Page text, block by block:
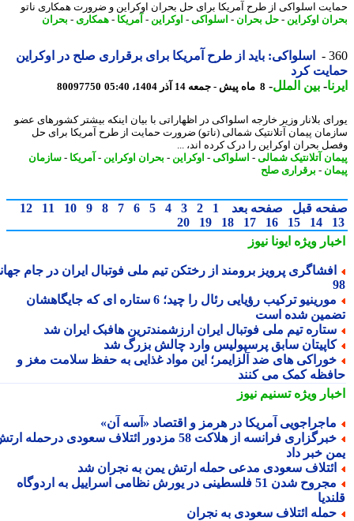
اسلواکی از طرح آمریکا برای حل بحران اوکراین و ضرورت همکاری ناتو
اوکراین- حل بحران- اسلواکی-اوکراین- آمریکا- همکاری- بحران
اسلواکی: باید از طرح آمریکا برای برقراری صلح در اوکراین
کرد
-بین الملل-8 ماه پیش - جمعه 14 آذر 1404، 05:40 80097750
بلانار وزیر خارجه اسلواکی در اظهاراتی با بیان اینکه بیشتر کشورهای عضو
پیمان آتلانتیک شمالی (ناتو) ضرورت حمایت از طرح آمریکا برای حل
بحران اوکراین را درک کرده اند، ...
آتلانتیک شمالی-اسلواکی-اوکراین- بحران اوکراین- آمریکا- سازمان
-برقراری صلح
قبل صفحه بعد 1
2
3
4
5
6
7
8
9
10
11
12
14
15
16
17
18
19
20
ویژهایونا نیوز
پرویز برومند از رختکن تیم ملی فوتبال ایران در جام جهانی
مورینیو ترکیب رؤیایی رئال را چید؛ 6 ستاره ای که جایگاهشان
شده است
تیم ملی فوتبال ایران ارزشمندترین هافبک ایران شد
سابق پرسپولیس وارد چالش بزرگ شد
های ضد آلزایمر؛ این مواد غذایی به حفظ سلامت مغز و
کمک می کنند
ویژهتسنیم نیوز
آمریکا در هرمز و اقتصاد «آسه آن»
خبرگزاری فرانسه از هلاکت 58 مزدور ائتلاف سعودی درحمله ارتش
خبر داد
سعودی مدعی حمله ارتش یمن به نجران شد
مجروح شدن 51 فلسطینی در یورش نظامی اسراییل به اردوگاه
ائتلاف سعودی به نجران